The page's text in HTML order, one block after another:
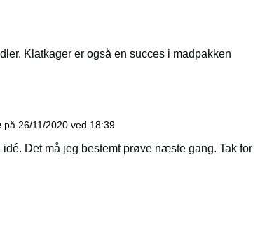
Klatkager er også en succes i madpakken
på 26/11/2020 ved 18:39
idé. Det må jeg bestemt prøve næste gang. Tak for